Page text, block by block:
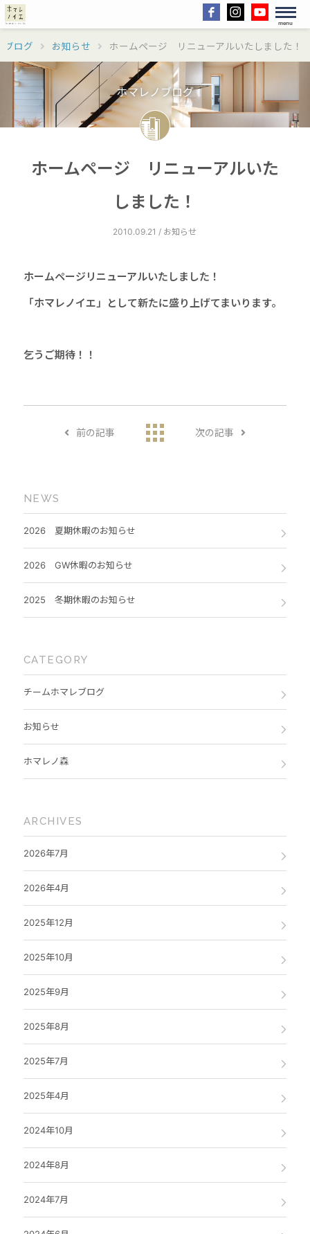
menu
ブログ お知らせ ホームページ リニューアルいたしました！
ホマレノブログ
ホームページ リニューアルいた
しました！
2010.09.21 / お知らせ
ホームページリニューアルいたしました！
「ホマレノイエ」として新たに盛り上げてまいります。
乞うご期待！！
前の記事 次の記事
NEWS
2026 夏期休暇のお知らせ
2026 GW休暇のお知らせ
2025 冬期休暇のお知らせ
CATEGORY
チームホマレブログ
お知らせ
ホマレノ森
ARCHIVES
2026年7月
2026年4月
2025年12月
2025年10月
2025年9月
2025年8月
2025年7月
2025年4月
2024年10月
2024年8月
2024年7月